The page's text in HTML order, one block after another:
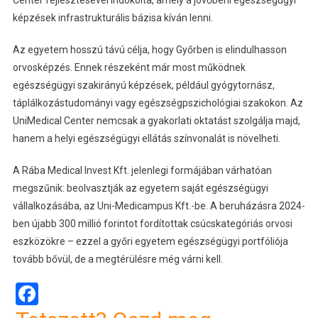
képzések infrastrukturális bázisa kíván lenni.
Az egyetem hosszú távú célja, hogy Győrben is elindulhasson
orvosképzés. Ennek részeként már most működnek
egészségügyi szakirányú képzések, például gyógytornász,
táplálkozástudományi vagy egészségpszichológiai szakokon. Az
UniMedical Center nemcsak a gyakorlati oktatást szolgálja majd,
hanem a helyi egészségügyi ellátás színvonalát is növelheti.
A Rába Medical Invest Kft. jelenlegi formájában várhatóan
megszűnik: beolvasztják az egyetem saját egészségügyi
vállalkozásába, az Uni-Medicampus Kft.-be. A beruházásra 2024-
ben újabb 300 millió forintot fordítottak csúcskategóriás orvosi
eszközökre – ezzel a győri egyetem egészségügyi portfóliója
tovább bővül, de a megtérülésre még várni kell.
Facebook